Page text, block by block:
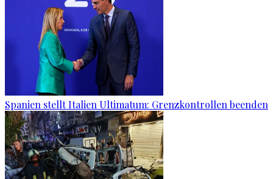
Spanien stellt Italien Ultimatum: Grenzkontrollen beenden